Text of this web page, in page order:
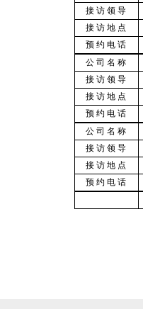
接访领导
接访地点
预约电话
公司名称
接访领导
接访地点
预约电话
公司名称
接访领导
接访地点
预约电话